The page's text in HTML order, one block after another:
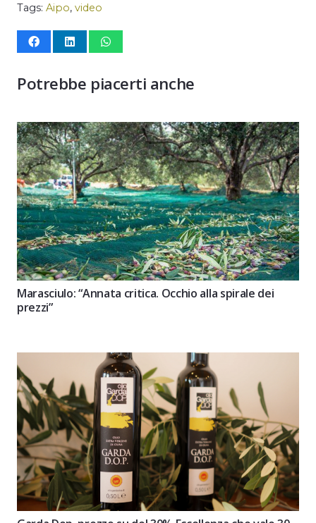
Tags: Aipo, video
Potrebbe piacerti anche
Marasciulo: “Annata critica. Occhio alla spirale dei
prezzi”